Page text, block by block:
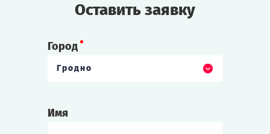
Оставить заявку
Город
Гродно
Имя